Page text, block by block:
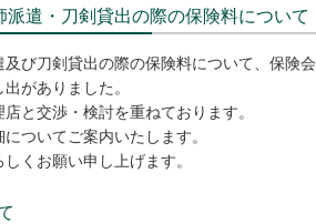
遣・刀剣貸出の際の保険料について
び刀剣貸出の際の保険料について、保険会
がありました。
と交渉・検討を重ねております。
ついてご案内いたします。
くお願い申し上げます。